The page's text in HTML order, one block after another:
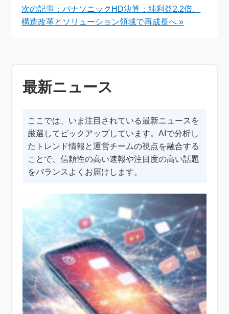
次の記事：パナソニックHD決算：純利益2.2倍、
構造改革とソリューション領域で再成長へ »
最新ニュース
ここでは、いま注目されている最新ニュースを
厳選してピックアップしています。AIで分析し
たトレンド情報と運営チームの視点を融合する
ことで、信頼性の高い速報や注目度の高い話題
をバランスよくお届けします。